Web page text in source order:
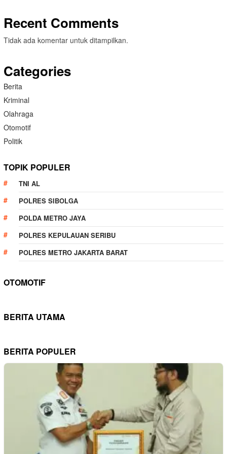
Recent Comments
Tidak ada komentar untuk ditampilkan.
Categories
Berita
Kriminal
Olahraga
Otomotif
Politik
TOPIK POPULER
TNI AL
POLRES SIBOLGA
POLDA METRO JAYA
POLRES KEPULAUAN SERIBU
POLRES METRO JAKARTA BARAT
OTOMOTIF
BERITA UTAMA
BERITA POPULER